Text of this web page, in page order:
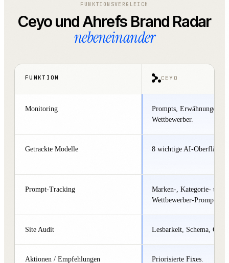
FUNKTIONSVERGLEICH
Ceyo und Ahrefs Brand Radar
nebeneinander
FUNKTION CEYO
Monitoring
Prompts, Erwähnungen,
Wettbewerber.
Getrackte Modelle 8 wichtige AI-
Prompt-Tracking
Marken-, Kategorie- und
Wettbewerber-Prompts.
Site Audit Lesbarkeit, Schema,
Aktionen / Empfehlungen Priorisierte Fixes.